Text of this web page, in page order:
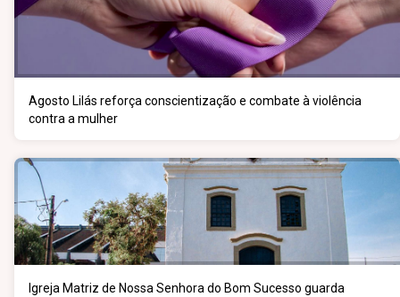
Agosto Lilás reforça conscientização e combate à violência
contra a mulher
Igreja Matriz de Nossa Senhora do Bom Sucesso guarda